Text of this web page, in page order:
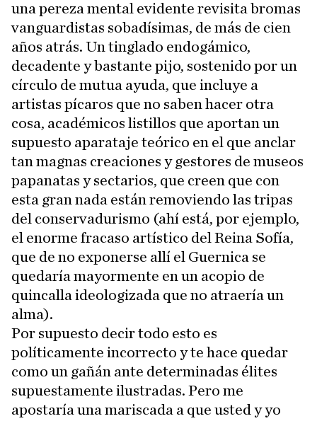
una pereza mental evidente revisita bromas
vanguardistas sobadísimas, de más de cien
años atrás. Un tinglado endogámico,
decadente y bastante pijo, sostenido por un
círculo de mutua ayuda, que incluye a
artistas pícaros que no saben hacer otra
cosa, académicos listillos que aportan un
supuesto aparataje teórico en el que anclar
tan magnas creaciones y gestores de museos
papanatas y sectarios, que creen que con
esta gran nada están removiendo las tripas
del conservadurismo (ahí está, por ejemplo,
el enorme fracaso artístico del Reina Sofía,
que de no exponerse allí el Guernica se
quedaría mayormente en un acopio de
quincalla ideologizada que no atraería un
alma).
Por supuesto decir todo esto es
políticamente incorrecto y te hace quedar
como un gañán ante determinadas élites
supuestamente ilustradas. Pero me
apostaría una mariscada a que usted y yo